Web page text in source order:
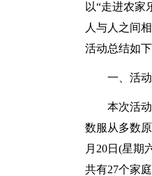
以“走进农家
人与人之间
活动总结如下
一、活
本次活
数服从多数
月20日(星期
共有27个家